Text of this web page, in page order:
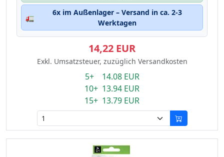
🚛
6x im Außenlager – Versand in ca. 2-3
Werktagen
14,22 EUR
Exkl. Umsatzsteuer, zuzüglich Versandkosten
5+ 14.08 EUR
10+ 13.94 EUR
15+ 13.79 EUR